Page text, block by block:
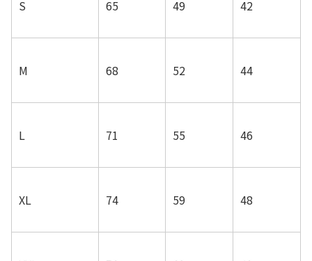
S 65 49 42
M 68 52 44
L 71 55 46
XL 74 59 48